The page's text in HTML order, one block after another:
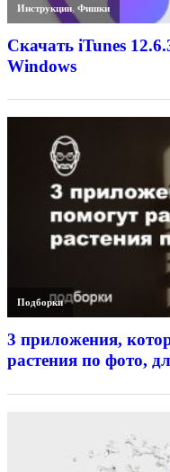
Инструкции,Фишки
Скачать iTunes
Windows
Подборки
3 приложения,
растения по фото,